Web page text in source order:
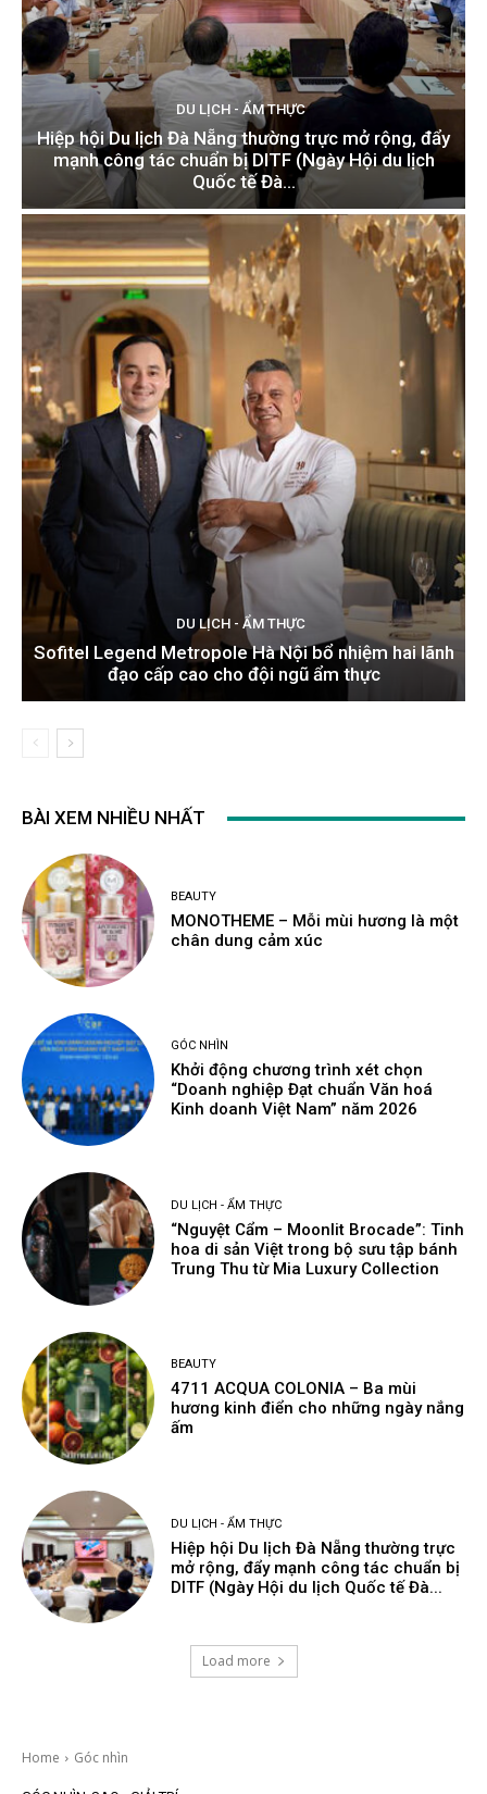
DU LỊCH - ẨM THỰC
Hiệp hội Du lịch Đà Nẵng thường trực mở rộng, đẩy
mạnh công tác chuẩn bị DITF (Ngày Hội du lịch
Quốc tế Đà...
DU LỊCH - ẨM THỰC
Sofitel Legend Metropole Hà Nội bổ nhiệm hai lãnh
đạo cấp cao cho đội ngũ ẩm thực
BÀI XEM NHIỀU NHẤT
BEAUTY
MONOTHEME – Mỗi mùi hương là một
chân dung cảm xúc
GÓC NHÌN
Khởi động chương trình xét chọn
“Doanh nghiệp Đạt chuẩn Văn hoá
Kinh doanh Việt Nam” năm 2026
DU LỊCH - ẨM THỰC
“Nguyệt Cẩm – Moonlit Brocade”: Tinh
hoa di sản Việt trong bộ sưu tập bánh
Trung Thu từ Mia Luxury Collection
BEAUTY
4711 ACQUA COLONIA – Ba mùi
hương kinh điển cho những ngày nắng
ấm
DU LỊCH - ẨM THỰC
Hiệp hội Du lịch Đà Nẵng thường trực
mở rộng, đẩy mạnh công tác chuẩn bị
DITF (Ngày Hội du lịch Quốc tế Đà...
Load more